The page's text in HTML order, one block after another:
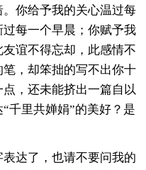
你给予我的关心温过每
每一个早晨；你赋予我
谊不得忘却，此感情不
，却笨拙的写不出你十
，还未能挤出一篇自以
千里共婵娟”的美好？是
达了，也请不要问我的